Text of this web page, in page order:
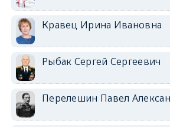
Кравец Ирина Ивановна
Рыбак Сергей Сергеевич
Перелешин Павел